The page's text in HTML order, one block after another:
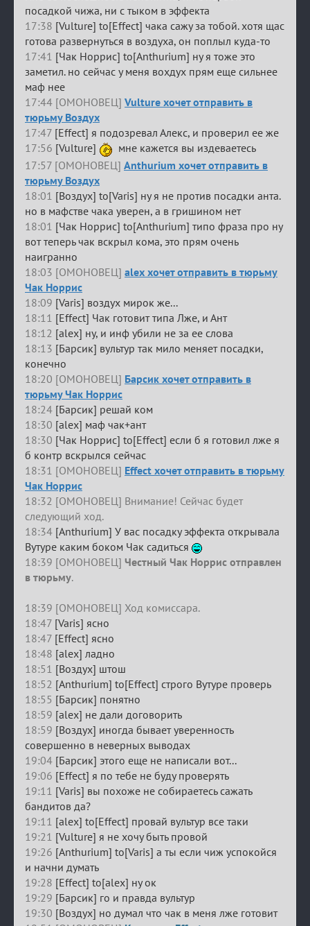
посадкой чижа, ни с тыком в эффекта
17:38 [Vulture] to[Effect] чака сажу за тобой. хотя щас
готова развернуться в воздуха, он поплыл куда-то
17:41 [Чак Норрис] to[Anthurium] ну я тоже это
заметил. но сейчас у меня вохдух прям еще сильнее
маф нее
17:44 [ОМОНОВЕЦ] Vulture хочет отправить в
тюрьму Воздух
17:47 [Effect] я подозревал Алекс, и проверил ее же
17:56 [Vulture]
мне кажется вы издеваетесь
17:57 [ОМОНОВЕЦ] Anthurium хочет отправить в
тюрьму Воздух
18:01 [Воздух] to[Varis] ну я не против посадки анта.
но в мафстве чака уверен, а в гришином нет
18:01 [Чак Норрис] to[Anthurium] типо фраза про ну
вот теперь чак вскрыл кома, это прям очень
наигранно
18:03 [ОМОНОВЕЦ] alex хочет отправить в тюрьму
Чак Норрис
18:09 [Varis] воздух мирок же...
18:11 [Effect] Чак готовит типа Лже, и Ант
18:12 [alex] ну, и инф убили не за ее слова
18:13 [Барсик] вультур так мило меняет посадки,
конечно
18:20 [ОМОНОВЕЦ] Барсик хочет отправить в
тюрьму Чак Норрис
18:24 [Барсик] решай ком
18:30 [alex] маф чак+ант
18:30 [Чак Норрис] to[Effect] если б я готовил лже я
б контр вскрылся сейчас
18:31 [ОМОНОВЕЦ] Effect хочет отправить в тюрьму
Чак Норрис
18:32 [ОМОНОВЕЦ] Внимание! Сейчас будет
следующий ход.
18:34 [Anthurium] У вас посадку эффекта открывала
Вутуре каким боком Чак садиться
18:39 [ОМОНОВЕЦ] Честный Чак Норрис отправлен
в тюрьму.
18:39 [ОМОНОВЕЦ] Ход комиссара.
18:47 [Varis] ясно
18:47 [Effect] ясно
18:48 [alex] ладно
18:51 [Воздух] штош
18:52 [Anthurium] to[Effect] строго Вутуре проверь
18:55 [Барсик] понятно
18:59 [alex] не дали договорить
18:59 [Воздух] иногда бывает уверенность
совершенно в неверных выводах
19:04 [Барсик] этого еще не написали вот...
19:06 [Effect] я по тебе не буду проверять
19:11 [Varis] вы похоже не собираетесь сажать
бандитов да?
19:11 [alex] to[Effect] провай вультур все таки
19:21 [Vulture] я не хочу быть провой
19:26 [Anthurium] to[Varis] а ты если чиж успокойся
и начни думать
19:28 [Effect] to[alex] ну ок
19:29 [Барсик] го и правда вультур
19:30 [Воздух] но думал что чак в меня лже готовит